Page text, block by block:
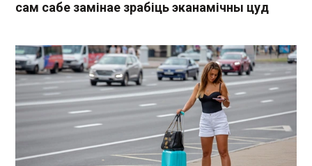
сам сабе замінае зрабіць эканамічны цуд